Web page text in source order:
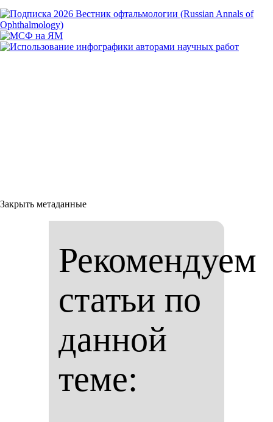
Закрыть метаданные
Рекомендуем
статьи по
данной
теме: